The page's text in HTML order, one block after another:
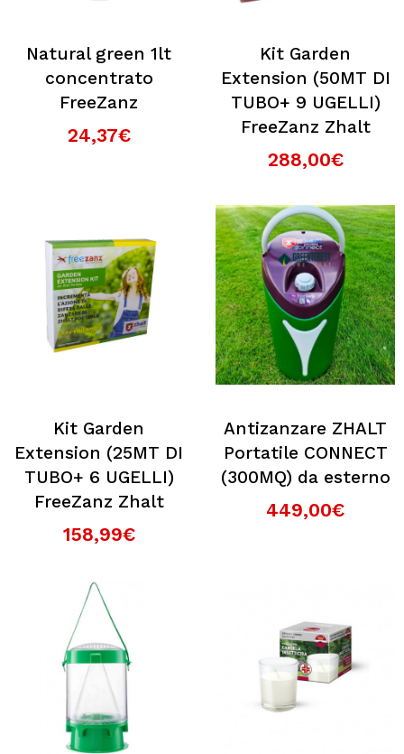
Natural green 1lt
concentrato
FreeZanz
24,37€
Kit Garden
Extension (50MT DI
TUBO+ 9 UGELLI)
FreeZanz Zhalt
288,00€
Kit Garden
Extension (25MT DI
TUBO+ 6 UGELLI)
FreeZanz Zhalt
158,99€
Antizanzare ZHALT
Portatile CONNECT
(300MQ) da esterno
449,00€